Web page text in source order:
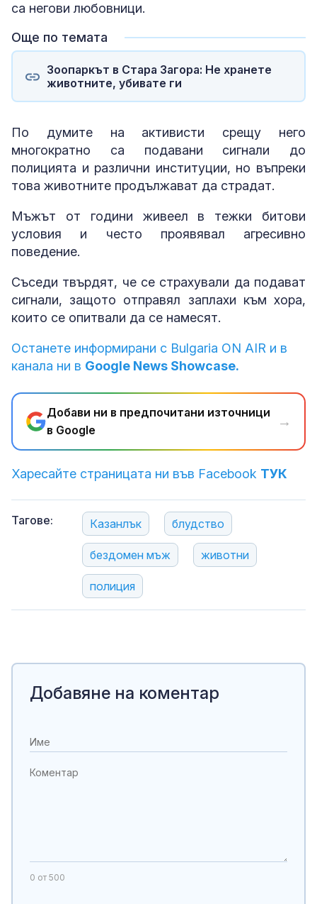
са негови любовници.
Още по темата
Зоопаркът в Стара Загора: Не хранете
животните, убивате ги
По думите на активисти срещу него
многократно са подавани сигнали до
полицията и различни институции, но въпреки
това животните продължават да страдат.
Мъжът от години живеел в тежки битови
условия и често проявявал агресивно
поведение.
Съседи твърдят, че се страхували да подават
сигнали, защото отправял заплахи към хора,
които се опитвали да се намесят.
Останете информирани с Bulgaria ON AIR и в
канала ни в Google News Showcase.
Добави ни в предпочитани източници
в Google
→
Харесайте страницата ни във Facebook ТУК
Тагове: Казанлък блудство
бездомен мъж животни
полиция
Добавяне на коментар
0 от 500